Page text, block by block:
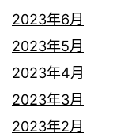
2023年6月
2023年5月
2023年4月
2023年3月
2023年2月